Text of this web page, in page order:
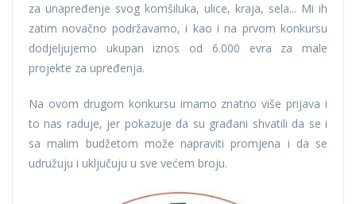
za unapređenje svog komšiluka, ulice, kraja, sela... Mi ih
zatim novačno podržavamo, i kao i na prvom konkursu
dodjeljujemo ukupan iznos od 6.000 evra za male
projekte za upređenja.
Na ovom drugom konkursu imamo znatno više prijava i
to nas raduje, jer pokazuje da su građani shvatili da se i
sa malim budžetom može napraviti promjena i da se
udružuju i uključuju u sve većem broju.